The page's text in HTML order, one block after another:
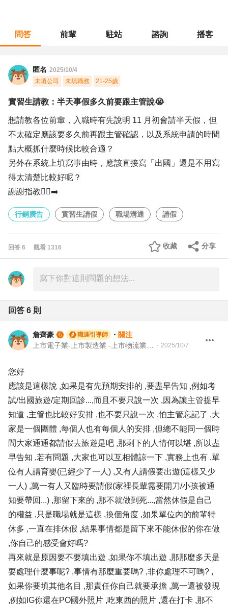
問答 前輩 駐站 諮詢 播客
匿名 2025/10/4
未填公司
未填職務 21-25歲
實習生請教：半天事假多久前要跟主管說😭
想請教各位前輩，入職時有先說明 11 月初會請半天假，但
不太確定應該要多久前再跟主管確認，以及系統申請的時間
點大概抓什麼時候比較合適？
另外在系統上填寫事由時，應該直接寫「出國」還是不用寫
得太清楚比較好呢？
謝謝指教🧎‍♀️‍➡️
行銷廣告 實習生請假 職場溝通 請假
回答 6 觀看 1316 分享
收藏
回答 6 則
詹齊豪 職涯引導師 ・ 關注
・ 2025/10/7
您好
應該是這樣說 ,如果是有先預期安排的 ,要盡早告知 ,例如考
試/出國旅遊/定期回診...,而且不要只說一次 ,因為讓主管提早
知道 ,主管也比較好安排 ,也不要只說一次 ,怕主管忘記了 ,大
家是一個團體 ,每個人也有每個人的安排 ,但總不能同一個時
間大家通通都請假去旅遊是吧 ,那剩下的人情何以堪 ,所以盡
早告知 ,若有問題 ,大家也可以互相體諒一下 ,實務上也有 ,單
位有人請育嬰(已經少了一人) ,又有人請假要出遊(這樣又少
一人) ,萬一有人又臨時要請假(家裡長輩需要開刀/小孩被通
知要帶回...) ,那留下來的 ,那不就做到死...,當然休假是自己
的權益 ,只是職場就是這樣 ,換個角度 ,如果單位內的前輩特
休多 ,一直在排休假 ,結果事情都是留下來不能休假的你在做
,你自己的感受會好嗎?
再來就是原因要不要填出遊 ,如果你不填出遊 ,那那麼多天是
要處理什麼事呢? ,事情有那麼重要嗎? ,非你處理不可嗎? ,
如果你要填其他名目 ,那責任你自己就要承擔 ,萬一還被發現
,例如IG你還在PO國外照片 ,吃東西的照片 ,還在打卡 ,那不